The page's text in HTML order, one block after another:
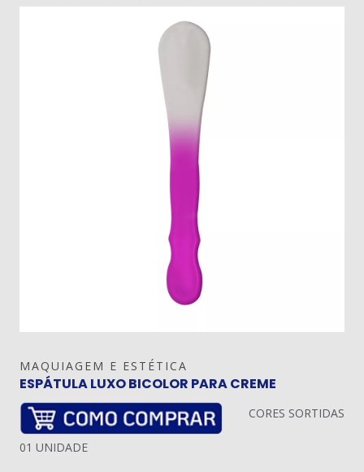
MAQUIAGEM E ESTÉTICA
ESPÁTULA LUXO BICOLOR PARA CREME
CORES SORTIDAS
01 UNIDADE